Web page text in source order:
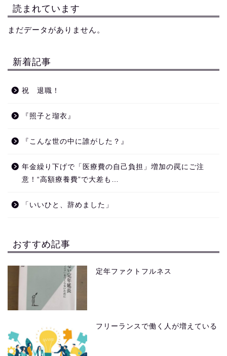
読まれています
まだデータがありません。
新着記事
祝 退職！
『照子と瑠衣』
『こんな世の中に誰がした？』
年金繰り下げで「医療費の自己負担」増加の罠にご注
意！“高額療養費”で大差も…
「いいひと、辞めました」
おすすめ記事
定年ファクトフルネス
フリーランスで働く人が増えている